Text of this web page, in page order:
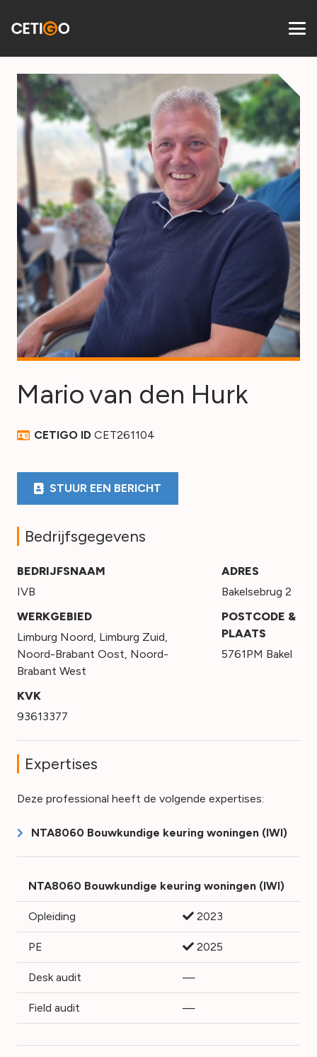
Mariovan den Hurk
CETIGO IDCET261104
STUUR EEN BERICHT
Bedrijfsgegevens
BEDRIJFSNAAM
IVB
WERKGEBIED
Limburg Noord, Limburg Zuid,
Noord-Brabant Oost, Noord-
Brabant West
KVK
93613377
ADRES
Bakelsebrug 2
POSTCODE &
PLAATS
5761PM Bakel
Expertises
Deze professional heeft de volgende expertises:
NTA8060 Bouwkundige keuring woningen (IWI)
NTA8060 Bouwkundige keuring woningen (IWI)
Opleiding 2023
PE 2025
Desk audit —
Field audit —